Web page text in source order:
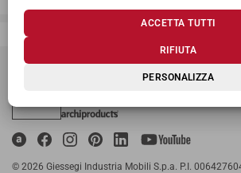
PERSONALIZZA
RIFIUTA
ACCETTA TUTTI
Giessegi, dove la
© 2026 Giessegi Industria Mobili S.p.a. P.I.